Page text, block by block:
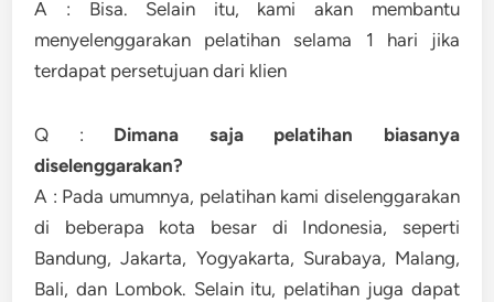
A : Bisa. Selain itu, kami akan membantu
menyelenggarakan pelatihan selama 1 hari jika
terdapat persetujuan dari klien
Q : Dimana saja pelatihan biasanya
diselenggarakan?
A : Pada umumnya, pelatihan kami diselenggarakan
di beberapa kota besar di Indonesia, seperti
Bandung, Jakarta, Yogyakarta, Surabaya, Malang,
Bali, dan Lombok. Selain itu, pelatihan juga dapat